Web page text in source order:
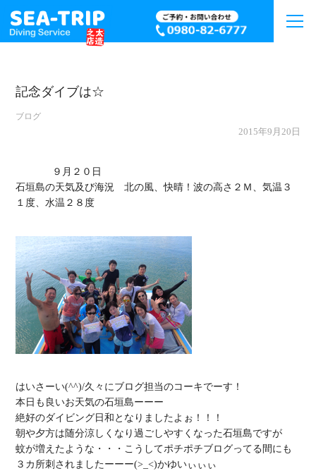
記念ダイブは☆
ブログ
2015年9月20日
石垣島の天気及び海況　北の風、快晴！波の高さ２Ｍ、気温３
１度、水温２８度
はいさーい(^^)/久々にブログ担当のコーキでーす！
本日も良いお天気の石垣島ーーー
絶好のダイビング日和となりましたよぉ！！！
朝や夕方は随分涼しくなり過ごしやすくなった石垣島ですが
蚊が増えたような・・・こうしてポチポチブログってる間にも
３カ所刺されましたーーー(>_<)かゆいぃぃぃ